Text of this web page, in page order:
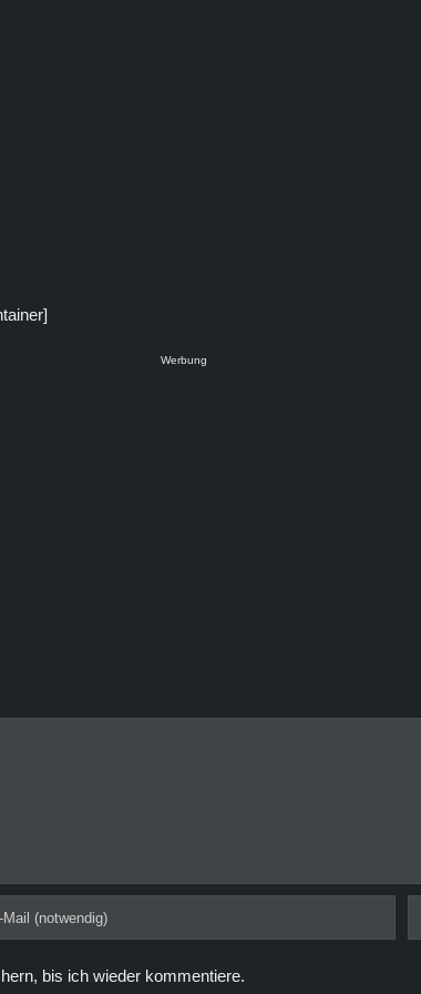
Werbung
bis ich wieder kommentiere.